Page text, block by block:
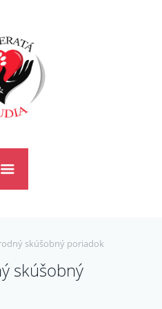
skúšobný poriadok
skúšobný